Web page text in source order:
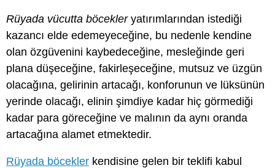
Rüyada vücutta böcekleryatırımlarından istediği
kazancı elde edemeyeceğine, bu nedenle kendine
olan özgüvenini kaybedeceğine, mesleğinde geri
plana düşeceğine, fakirleşeceğine, mutsuz ve üzgün
olacağına, gelirinin artacağı, konforunun ve lüksünün
yerinde olacağı, elinin şimdiye kadar hiç görmediği
kadar para göreceğine ve malının da aynı oranda
artacağına alamet etmektedir.
Rüyada böcekler kendisine gelen bir teklifi kabul